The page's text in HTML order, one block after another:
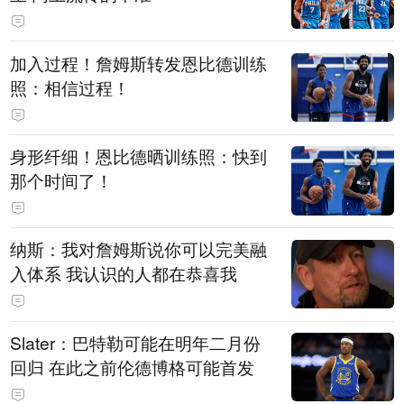
加入过程！詹姆斯转发恩比德训练
照：相信过程！
身形纤细！恩比德晒训练照：快到
那个时间了！
纳斯：我对詹姆斯说你可以完美融
入体系 我认识的人都在恭喜我
Slater：巴特勒可能在明年二月份
回归 在此之前伦德博格可能首发